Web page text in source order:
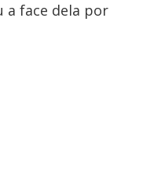
a face dela por